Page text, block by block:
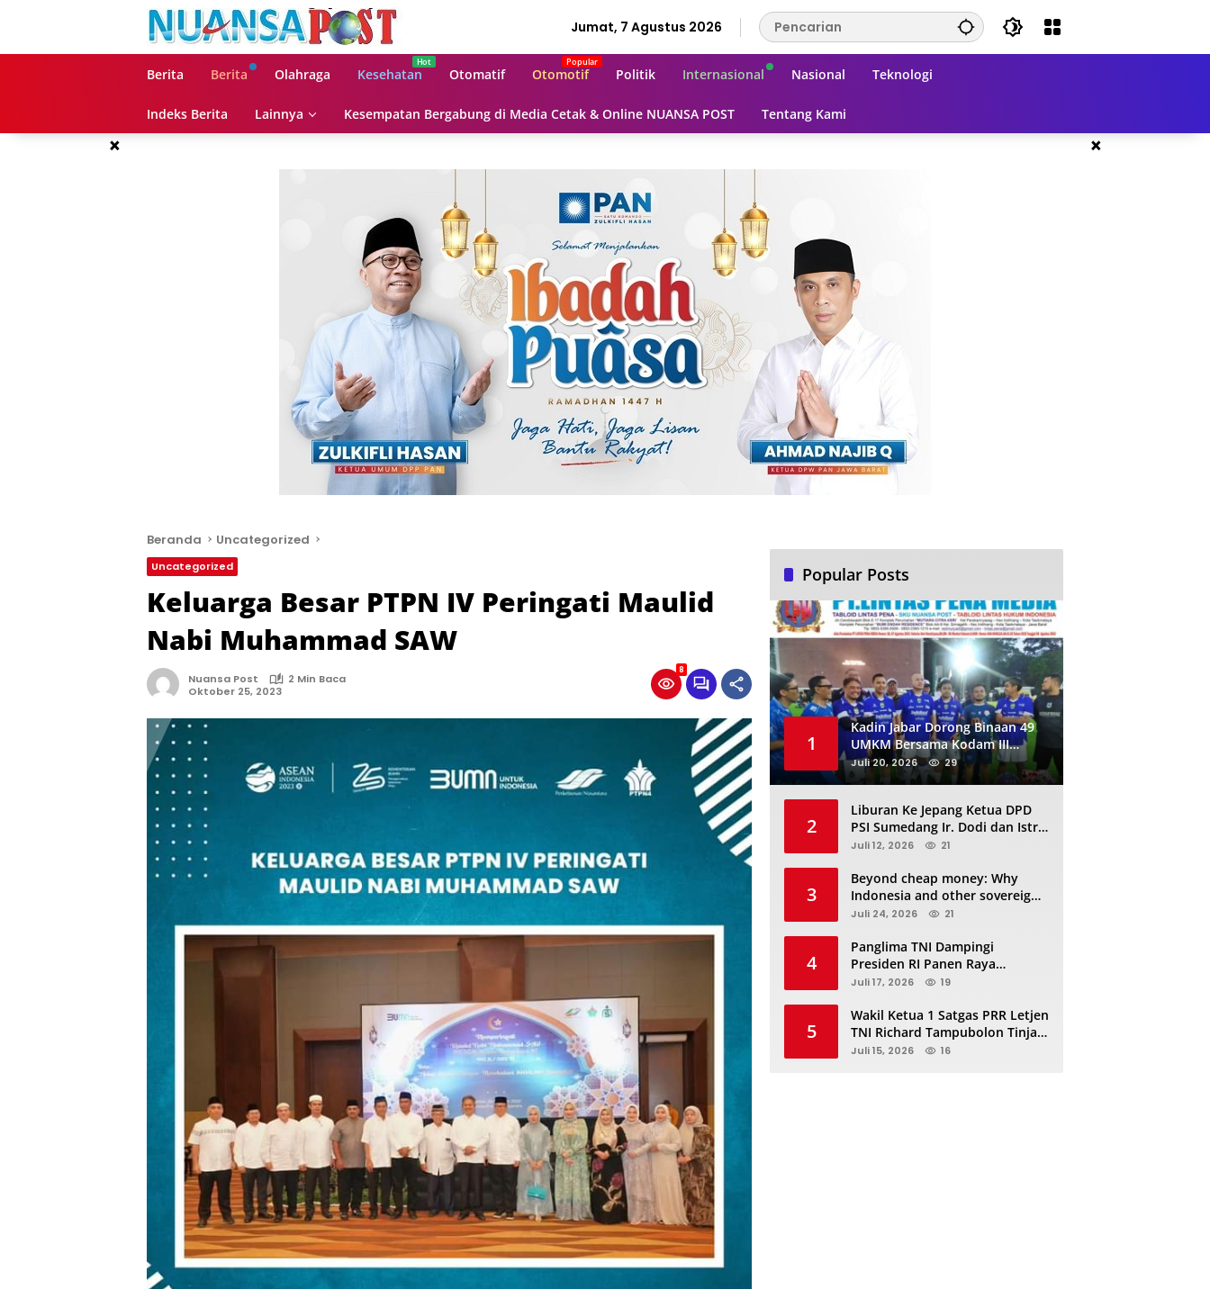
Jumat, 7 Agustus 2026
Berita Berita Olahraga Kesehatan Otomatif Otomotif Politik Internasional Nasional Teknologi
Indeks Berita Lainnya Kesempatan Bergabung di Media Cetak & Online NUANSA POST Tentang Kami
× ×
Beranda Uncategorized
Uncategorized
Keluarga Besar PTPN IV Peringati Maulid
Nabi Muhammad SAW
Nuansa Post
2 Min Baca
Oktober 25, 2023
8
Popular Posts
1
Kadin Jabar Dorong Binaan 49
UMKM Bersama Kodam III
Siliwangi Sambil Nobar Final
Piala Dunia, Akan Ada Investor
Juli 20, 2026 29
2
Liburan Ke Jepang Ketua DPD
PSI Sumedang Ir. Dodi dan Istri
Kibarkan Bendera PSI “Jangan
Juli 12, 2026 21
3
Beyond cheap money: Why
Indonesia and other sovereigns
are turning to panda bonds
Juli 24, 2026 21
4
Panglima TNI Dampingi
Presiden RI Panen Raya
Terpadu TNI, Perkuat
Juli 17, 2026 19
5
Wakil Ketua 1 Satgas PRR Letjen
TNI Richard Tampubolon Tinjau
Padang Sidimpuan dan
Juli 15, 2026 16